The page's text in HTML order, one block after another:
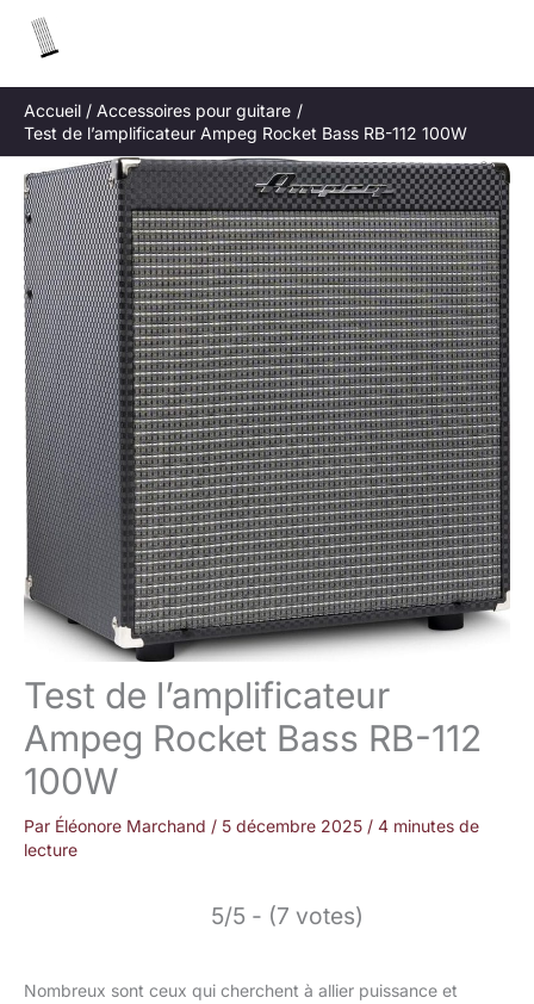
Accueil
Accessoires pour guitare
Test de l’amplificateur Ampeg Rocket Bass RB-112 100W
Test de l’amplificateur
Ampeg Rocket Bass RB-112
100W
Par Éléonore Marchand / 5 décembre 2025 / 4 minutes de
lecture
5/5 - (7 votes)
Nombreux sont ceux qui cherchent à allier puissance et
h
r
c
h
e
r